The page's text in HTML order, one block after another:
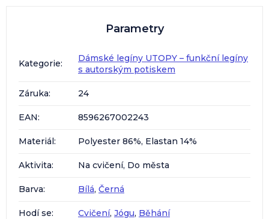
Parametry
Kategorie:
Dámské legíny UTOPY – funkční legíny
s autorským potiskem
Záruka: 24
EAN: 8596267002243
Materiál: Polyester 86%, Elastan 14%
Aktivita: Na cvičení, Do města
Barva: Bílá, Černá
Hodí se: Cvičení, Jógu, Běhání